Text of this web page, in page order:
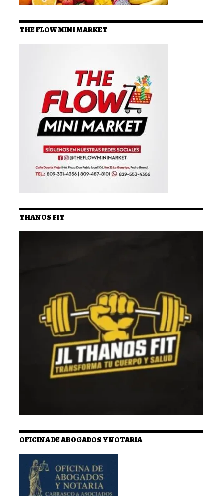
THE FLOW MINI MARKET
THANOS FIT
OFICINA DE ABOGADOS Y NOTARIA